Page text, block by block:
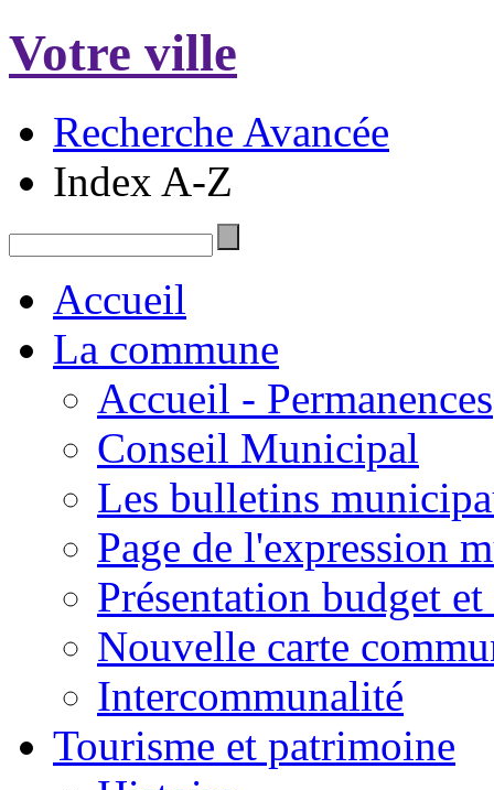
Votre ville
Recherche Avancée
Index A-Z
Accueil
La commune
Accueil - Permanences
Conseil Municipal
Les bulletins
Page de l'expression
Présentation budget
Nouvelle carte
Intercommunalité
Tourisme et patrimoine